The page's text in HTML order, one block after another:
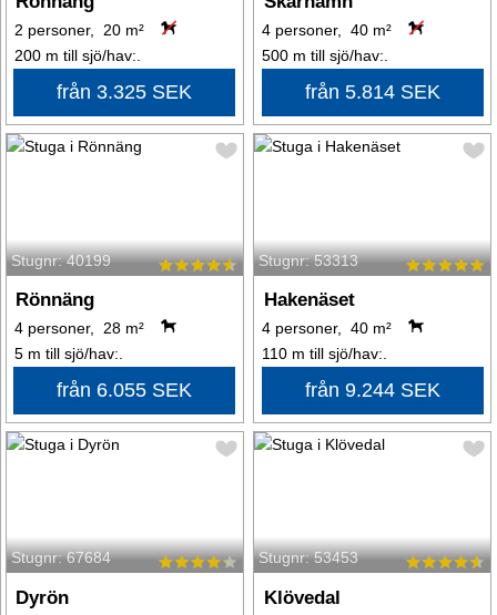
2 personer, 20 m²
200 m till sjö/hav:.
från 3.325 SEK
4 personer, 40 m²
500 m till sjö/hav:.
från 5.814 SEK
Stugnr: 40199
Rönnäng
4 personer, 28 m²
5 m till sjö/hav:.
från 6.055 SEK
Stugnr: 53313
Hakenäset
4 personer, 40 m²
110 m till sjö/hav:.
från 9.244 SEK
Stugnr: 67684
Dyrön
Stugnr: 53453
Klövedal